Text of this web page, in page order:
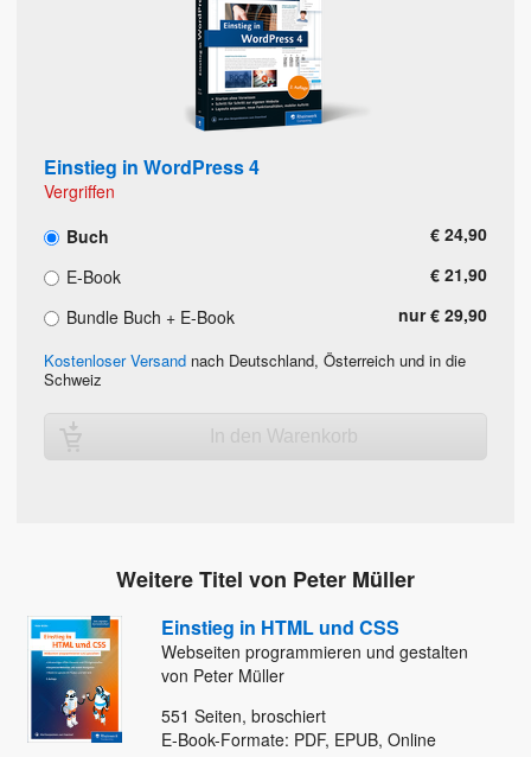
Einstieg in WordPress 4
Vergriffen
Buch
€ 24,90
E-Book
€ 21,90
Bundle Buch + E-Book
nur € 29,90
Kostenloser Versand nach Deutschland, Österreich und in die
Schweiz
In den Warenkorb
Weitere Titel von Peter Müller
Einstieg in HTML und CSS
Webseiten programmieren und gestalten
von Peter Müller
551 Seiten, broschiert
E-Book-Formate: PDF, EPUB, Online